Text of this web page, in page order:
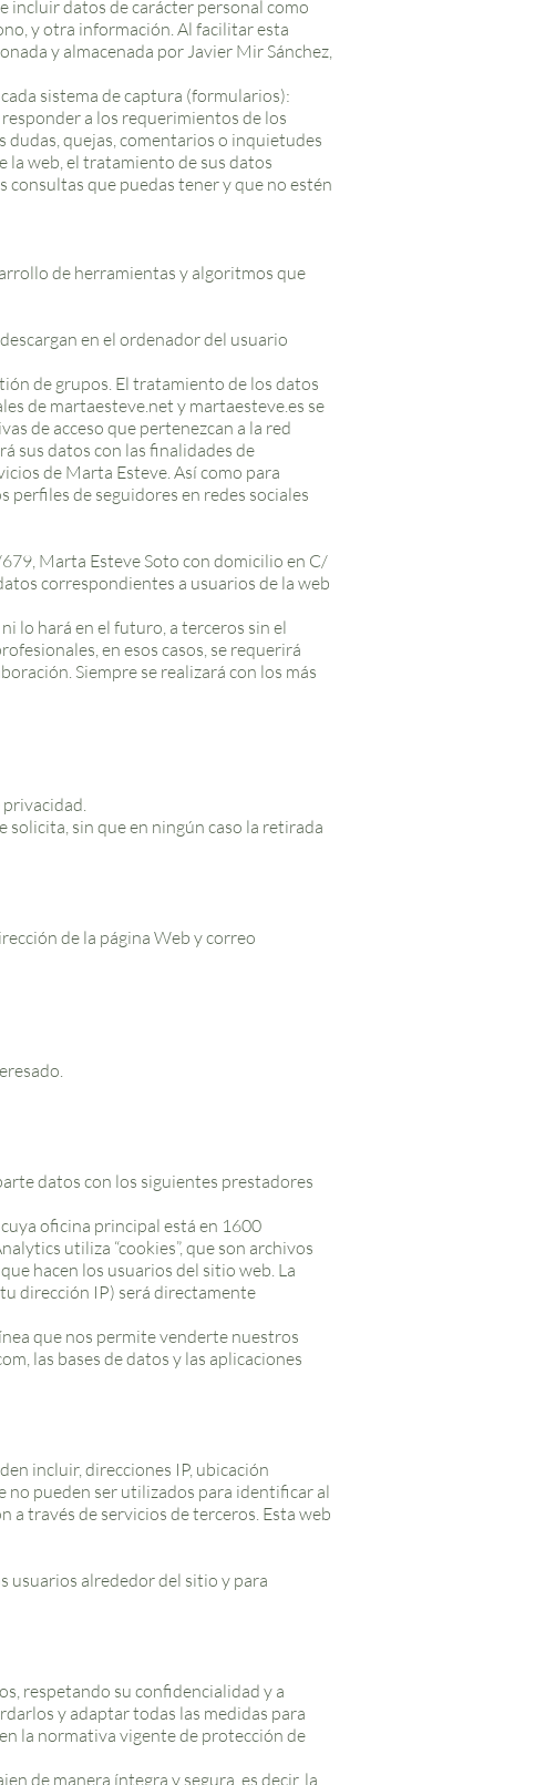
incluir datos de carácter personal como
y otra información. Al facilitar esta
y almacenada por Javier Mir Sánchez,
sistema de captura (formularios):
a los requerimientos de los
dudas, quejas, comentarios o inquietudes
la web, el tratamiento de sus datos
consultas que puedas tener y que no estén
de herramientas y algoritmos que
en el ordenador del usuario
de grupos. El tratamiento de los datos
de martaesteve.net y martaesteve.es se
de acceso que pertenezcan a la red
sus datos con las finalidades de
de Marta Esteve. Así como para
de seguidores en redes sociales
Marta Esteve Soto con domicilio en C/
correspondientes a usuarios de la web
lo hará en el futuro, a terceros sin el
en esos casos, se requerirá
Siempre se realizará con los más
sin que en ningún caso la retirada
de la página Web y correo
datos con los siguientes prestadores
oficina principal está en 1600
utiliza “cookies”, que son archivos
hacen los usuarios del sitio web. La
dirección IP) será directamente
que nos permite venderte nuestros
las bases de datos y las aplicaciones
incluir, direcciones IP, ubicación
no pueden ser utilizados para identificar al
través de servicios de terceros. Esta web
usuarios alrededor del sitio y para
respetando su confidencialidad y a
y adaptar todas las medidas para
la normativa vigente de protección de
de manera íntegra y segura, es decir, la